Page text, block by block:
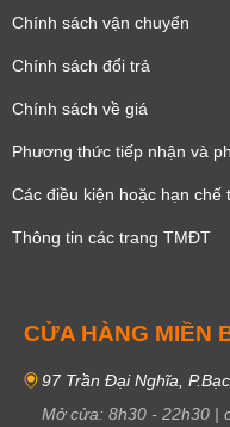
Chính sách vận chuyển
Chính sách đổi trả
Chính sách về giá
Phương thức tiếp nhận và
Các điều kiện hoặc hạn chế
Thông tin các trang TMĐT
CỬA HÀNG MIỀN
97 Trần Đại Nghĩa,
Mở cửa: 8h30 - 22h30 |